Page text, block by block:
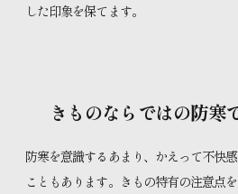
した印象を保てます。
きものならではの防寒
防寒を意識するあまり、かえって不快
こともあります。きもの特有の注意点